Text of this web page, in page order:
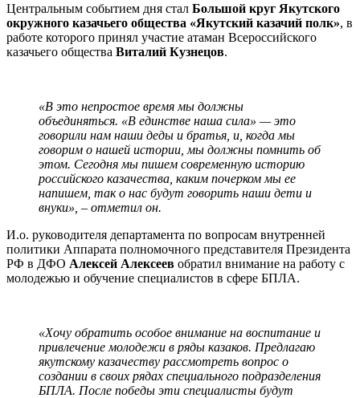
Центральным событием дня стал Большой круг Якутского
окружного казачьего общества «Якутский казачий полк», в
работе которого принял участие атаман Всероссийского
казачьего общества Виталий Кузнецов.
«В это непростое время мы должны
объединяться. «В единстве наша сила» — это
говорили нам наши деды и братья, и, когда мы
говорим о нашей истории, мы должны помнить об
этом. Сегодня мы пишем современную историю
российского казачества, каким почерком мы ее
напишем, так о нас будут говорить наши дети и
внуки», – отметил он.
И.о. руководителя департамента по вопросам внутренней
политики Аппарата полномочного представителя Президента
РФ в ДФО Алексей Алексеев обратил внимание на работу с
молодежью и обучение специалистов в сфере БПЛА.
«Хочу обратить особое внимание на воспитание и
привлечение молодежи в ряды казаков. Предлагаю
якутскому казачеству рассмотреть вопрос о
создании в своих рядах специального подразделения
БПЛА. После победы эти специалисты будут